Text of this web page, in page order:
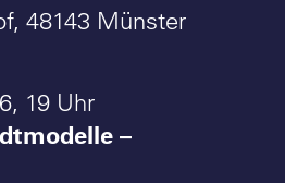
48143 Münster
19 Uhr
–